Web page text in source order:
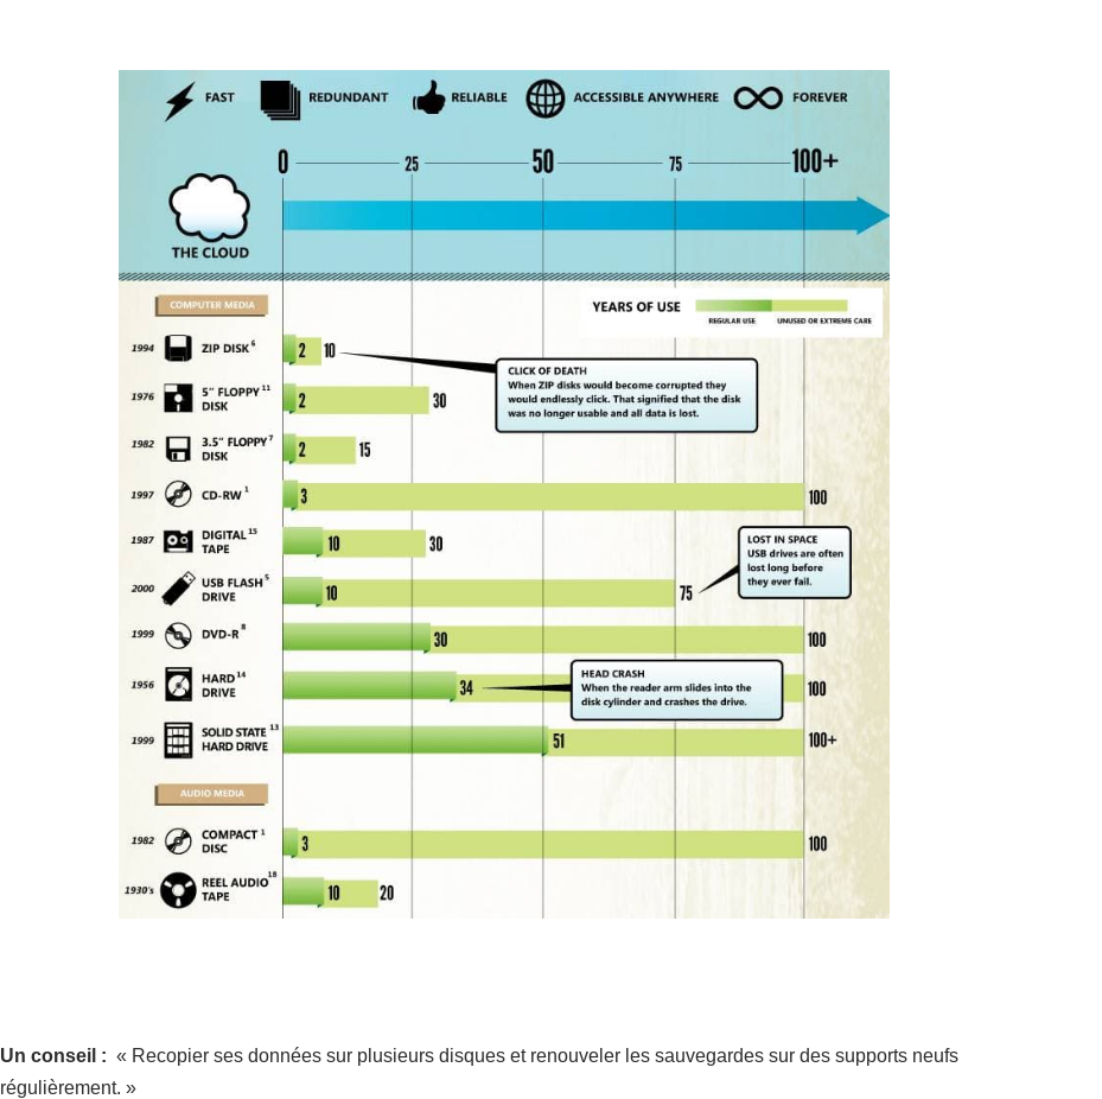
Un conseil : « Recopier ses données sur plusieurs disques et renouveler les sauvegardes sur des supports neufs
régulièrement. »